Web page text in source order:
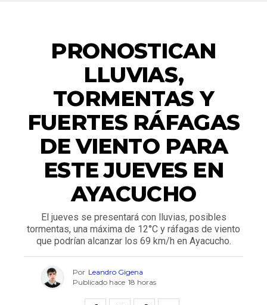
PRONOSTICAN
LLUVIAS,
TORMENTAS Y
FUERTES RÁFAGAS
DE VIENTO PARA
ESTE JUEVES EN
AYACUCHO
El jueves se presentará con lluvias, posibles
tormentas, una máxima de 12°C y ráfagas de viento
que podrían alcanzar los 69 km/h en Ayacucho.
Por Leandro Gigena
Publicado hace 18 horas